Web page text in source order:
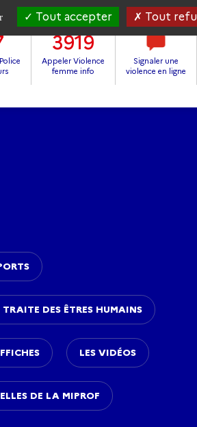
3919
Appeler Violence
femme info
Signaler une
violence en ligne
DES ÊTRES HUMAINS
LES VIDÉOS
DE LA MIPROF
Tout accepter Tout